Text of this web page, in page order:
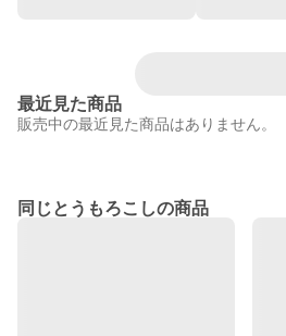
最近見た商品
販売中の最近見た商品はありません。
同じとうもろこしの商品